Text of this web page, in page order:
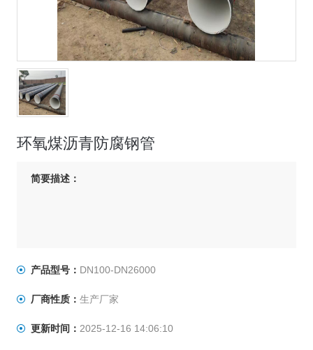
环氧煤沥青防腐钢管
简要描述：
产品型号： DN100-DN26000
厂商性质： 生产厂家
更新时间： 2025-12-16 14:06:10